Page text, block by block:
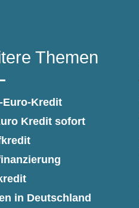
Themen
Euro-Kredit
Kredit sofort
in Deutschland